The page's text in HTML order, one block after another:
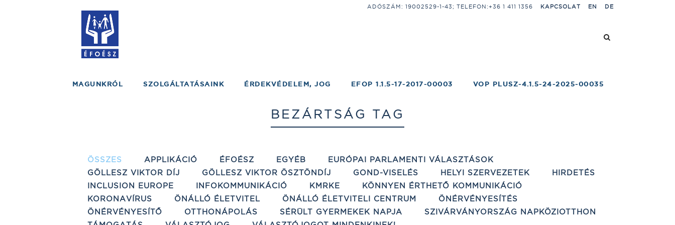
ADÓSZÁM: 19002529-1-43; TELEFON:+36 1 411 1356 KAPCSOLAT EN DE
MAGUNKRÓL SZOLGÁLTATÁSAINK ÉRDEKVÉDELEM, JOG EFOP 1.1.5-17-2017-00003 VOP PLUSZ-4.1.5-24-2025-00035
BEZÁRTSÁG TAG
ÖSSZES APPLIKÁCIÓ ÉFOÉSZ EGYÉB
EURÓPAI PARLAMENTI VÁLASZTÁSOK
GÖLLESZ VIKTOR DÍJ
GÖLLESZ VIKTOR ÖSZTÖNDÍJ GOND-VISELÉS HELYI SZERVEZETEK
HIRDETÉS
INCLUSION EUROPE
INFOKOMMUNIKÁCIÓ KMRKE
KÖNNYEN ÉRTHETŐ KOMMUNIKÁCIÓ
KORONAVÍRUS
ÖNÁLLÓ ÉLETVITEL ÖNÁLLÓ ÉLETVITELI CENTRUM
ÖNÉRVÉNYESÍTÉS
ÖNÉRVÉNYESÍTŐ
OTTHONÁPOLÁS SÉRÜLT GYERMEKEK NAPJA
SZIVÁRVÁNYORSZÁG NAPKÖZIOTTHON